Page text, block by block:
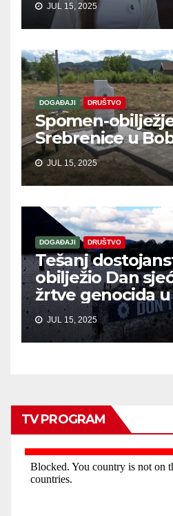
JUL 15, 2025
DOGAĐAJI DRUŠTVO
Spomen-
Srebrenice u
JUL 15, 2025
DOGAĐAJI DRUŠTVO
Tešanj
obilježio Dan
žrtve genocida
JUL 15, 2025
TV PROGRAM